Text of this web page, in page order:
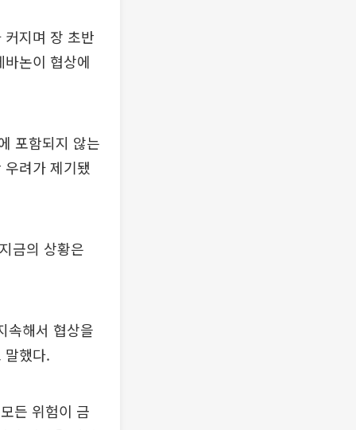
지며 장 초반
논이 협상에
포함되지 않는
려가 제기됐
금의 상황은
속해서 협상을
말했다.
든 위험이 금